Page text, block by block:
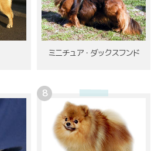
ミニチュア・ダックスフンド